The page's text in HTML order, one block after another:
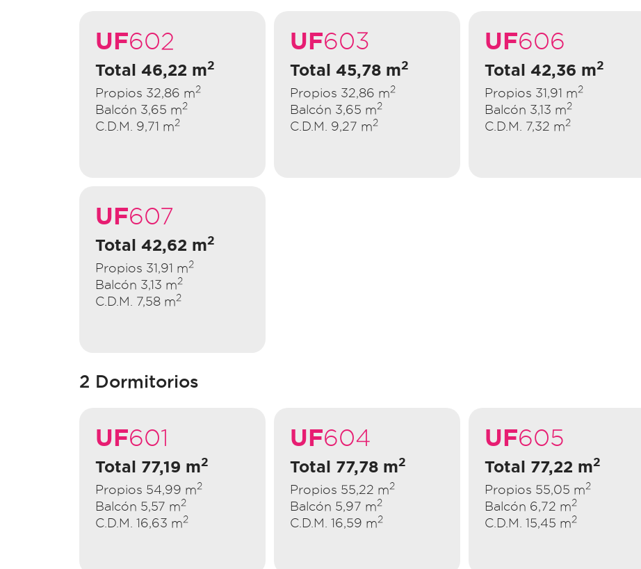
UF602
Total 46,22 m2
Propios 32,86 m2
Balcón 3,65 m2
C.D.M. 9,71 m2
UF603
Total 45,78 m2
Propios 32,86 m2
Balcón 3,65 m2
C.D.M. 9,27 m2
UF606
Total 42,36 m2
Propios 31,91 m2
Balcón 3,13 m2
C.D.M. 7,32 m2
UF607
Total 42,62 m2
Propios 31,91 m2
Balcón 3,13 m2
C.D.M. 7,58 m2
2 Dormitorios
UF601
Total 77,19 m2
Propios 54,99 m2
Balcón 5,57 m2
C.D.M. 16,63 m2
UF604
Total 77,78 m2
Propios 55,22 m2
Balcón 5,97 m2
C.D.M. 16,59 m2
UF605
Total 77,22 m2
Propios 55,05 m2
Balcón 6,72 m2
C.D.M. 15,45 m2